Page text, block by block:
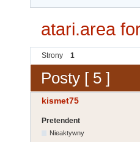
atari.area
Strony 1
Posty [ 5 ]
kismet75
Pretendent
Nieaktywny